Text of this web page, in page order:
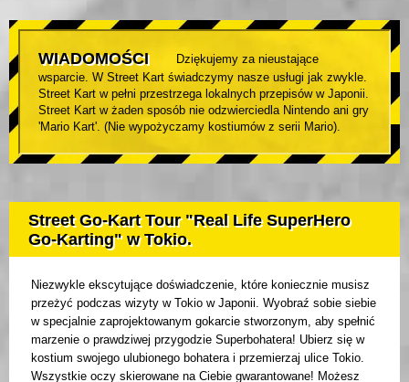
WIADOMOŚCI
Dziękujemy za nieustające
wsparcie. W Street Kart świadczymy nasze usługi jak zwykle.
Street Kart w pełni przestrzega lokalnych przepisów w Japonii.
Street Kart w żaden sposób nie odzwierciedla Nintendo ani gry
'Mario Kart'. (Nie wypożyczamy kostiumów z serii Mario).
Street Go-Kart Tour "Real Life SuperHero
Go-Karting" w Tokio.
Niezwykle ekscytujące doświadczenie, które koniecznie musisz
przeżyć podczas wizyty w Tokio w Japonii. Wyobraź sobie siebie
w specjalnie zaprojektowanym gokarcie stworzonym, aby spełnić
marzenie o prawdziwej przygodzie Superbohatera! Ubierz się w
kostium swojego ulubionego bohatera i przemierzaj ulice Tokio.
Wszystkie oczy skierowane na Ciebie gwarantowane! Możesz